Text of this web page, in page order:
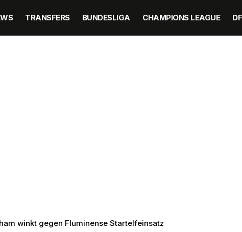
TRANSFERS BUNDESLIGA CHAMPIONS LEAGUE
winkt gegen Fluminense Startelfeinsatz